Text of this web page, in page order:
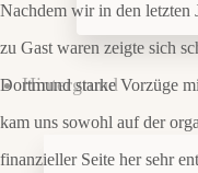
Hintergrund
Nachdem wir in den letzten
zu Gast waren zeigte sich
Dortmund starke Vorzüge
kam uns sowohl auf der
finanzieller Seite her sehr